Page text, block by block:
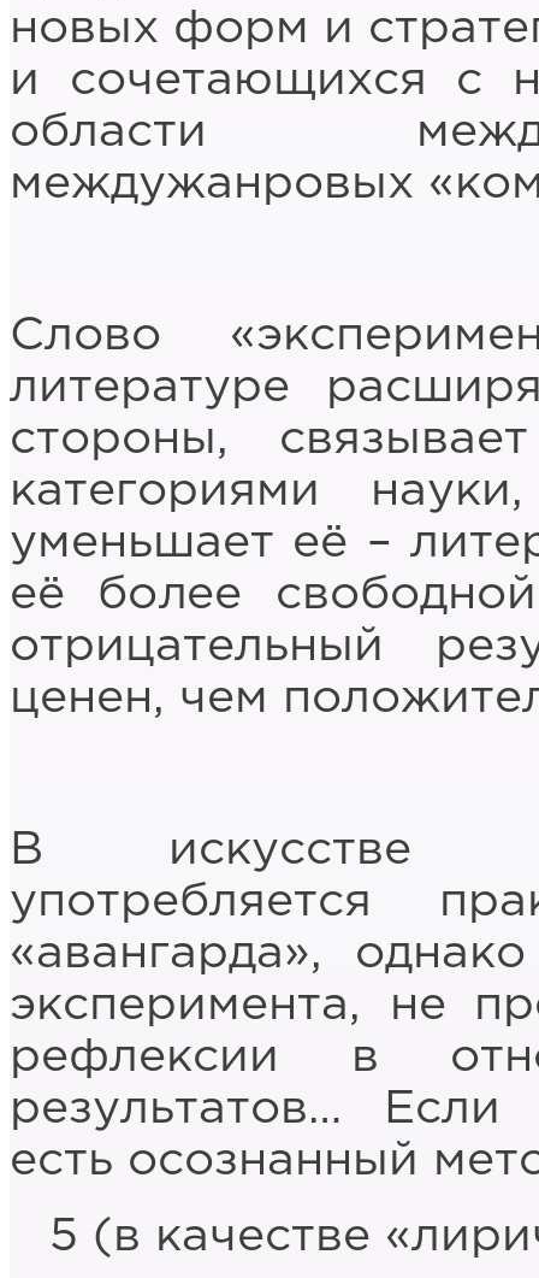
новых форм и
и сочетающихся с
области
междужанровых
Слово
литературе
стороны,
категориями
уменьшает её –
её более
отрицательный
ценен, чем
В искусстве
употребляется
«авангарда»,
эксперимента, не
рефлексии в
результатов…
есть осознанный
5 (в качестве